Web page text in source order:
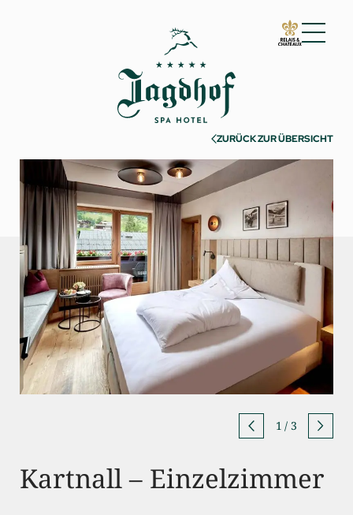
01 Der Jagdhof
02 Zimmer & Suiten
Inklusivleistungen
Gut zu wissen
Anfragen
Buchen
Incentives & Meetings
03 Cuisine
04 Spa & Fitness
05 Angebote
06 Aktivitäten
07 Events
ZURÜCK ZUR ÜBERSICHT
1 / 3
Kartnall – Einzelzimmer